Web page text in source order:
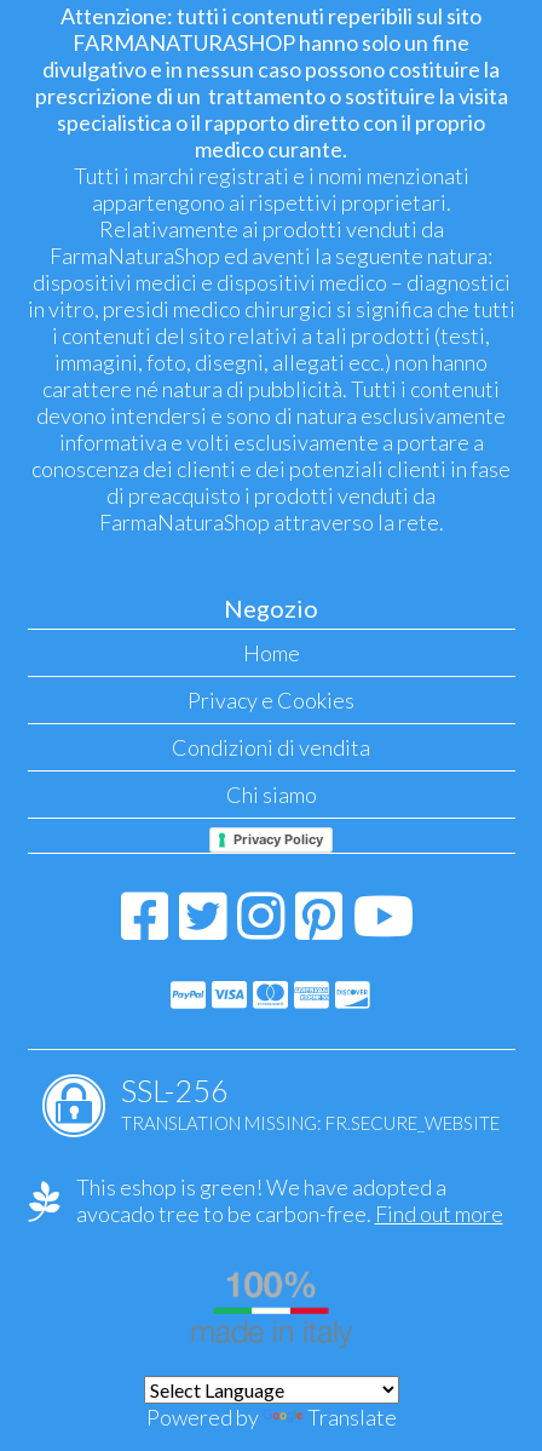
Attenzione: tutti i contenuti reperibili sul sito
FARMANATURASHOP hanno solo un fine
divulgativo e in nessun caso possono costituire la
prescrizione di un trattamento o sostituire la visita
specialistica o il rapporto diretto con il proprio
medico curante.
Tutti i marchi registrati e i nomi menzionati
appartengono ai rispettivi proprietari.
Relativamente ai prodotti venduti da
FarmaNaturaShop ed aventi la seguente natura:
dispositivi medici e dispositivi medico – diagnostici
in vitro, presidi medico chirurgici si significa che tutti
i contenuti del sito relativi a tali prodotti (testi,
immagini, foto, disegni, allegati ecc.) non hanno
carattere né natura di pubblicità. Tutti i contenuti
devono intendersi e sono di natura esclusivamente
informativa e volti esclusivamente a portare a
conoscenza dei clienti e dei potenziali clienti in fase
di preacquisto i prodotti venduti da
FarmaNaturaShop attraverso la rete.
Negozio
Home
Privacy e Cookies
Condizioni di vendita
Chi siamo
Privacy Policy
SSL-256
TRANSLATION MISSING: FR.SECURE_WEBSITE
This eshop is green! We have adopted a
avocado tree to be carbon-free. Find out more
Powered by Translate